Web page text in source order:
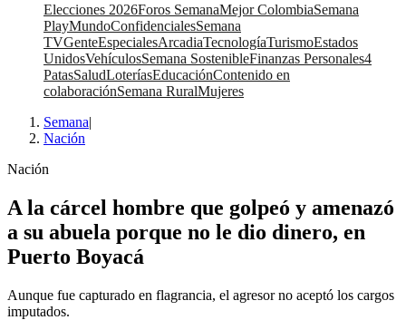
Elecciones 2026Foros SemanaMejor ColombiaSemana
PlayMundoConfidencialesSemana
TVGenteEspecialesArcadiaTecnologíaTurismoEstados
UnidosVehículosSemana SostenibleFinanzas Personales4
PatasSaludLoteríasEducaciónContenido en
colaboraciónSemana RuralMujeres
Semana|
Nación
Nación
A la cárcel hombre que golpeó y amenazó
a su abuela porque no le dio dinero, en
Puerto Boyacá
Aunque fue capturado en flagrancia, el agresor no aceptó los cargos
imputados.